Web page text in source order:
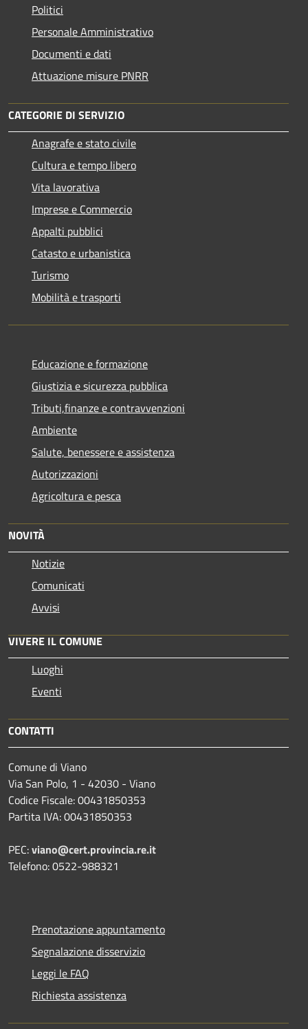
Politici
Personale Amministrativo
Documenti e dati
Attuazione misure PNRR
CATEGORIE DI SERVIZIO
Anagrafe e stato civile
Cultura e tempo libero
Vita lavorativa
Imprese e Commercio
Appalti pubblici
Catasto e urbanistica
Turismo
Mobilità e trasporti
Educazione e formazione
Giustizia e sicurezza pubblica
Tributi,finanze e contravvenzioni
Ambiente
Salute, benessere e assistenza
Autorizzazioni
Agricoltura e pesca
NOVITÀ
Notizie
Comunicati
Avvisi
VIVERE IL COMUNE
Luoghi
Eventi
CONTATTI
Comune di Viano
Via San Polo, 1 - 42030 - Viano
Codice Fiscale: 00431850353
Partita IVA: 00431850353
PEC:viano@cert.provincia.re.it
Telefono: 0522-988321
Prenotazione appuntamento
Segnalazione disservizio
Leggi le FAQ
Richiesta assistenza